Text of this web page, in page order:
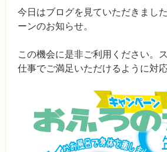
今日はブログを見ていただきまし
ーンのお知らせ。
この機会に是非ご利用ください。
仕事でご満足いただけるように対